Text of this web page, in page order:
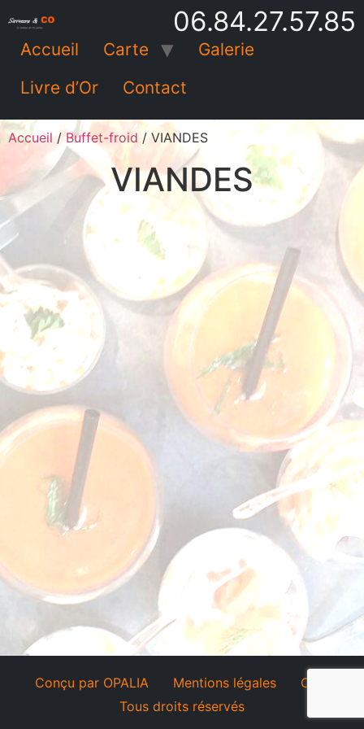
06.84.27.57.85
Accueil Carte
Galerie
Livre d’Or
Contact
Accueil/Buffet-froid / VIANDES
VIANDES
Conçu par OPALIA Mentions légales
CGV
Tous droits réservés